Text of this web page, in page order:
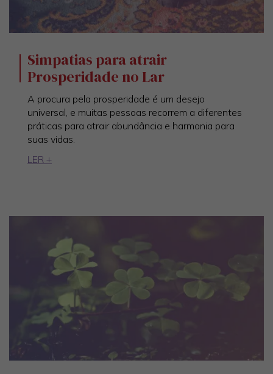
Simpatias para atrair
Prosperidade no Lar
A procura pela prosperidade é um desejo
universal, e muitas pessoas recorrem a diferentes
práticas para atrair abundância e harmonia para
suas vidas.
LER +